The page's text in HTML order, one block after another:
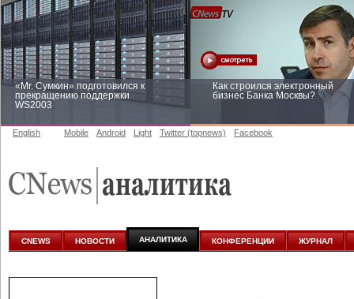
«Mr. Сумкин» подготовился к
прекращению поддержки
WS2003
Как строился электронный
бизнес Банка Москвы?
аналитике
English Mobile Android Light Twitter (topnews) Facebook
CNEWS НОВОСТИ АНАЛИТИКА КОНФЕРЕНЦИИ ЖУРНАЛ